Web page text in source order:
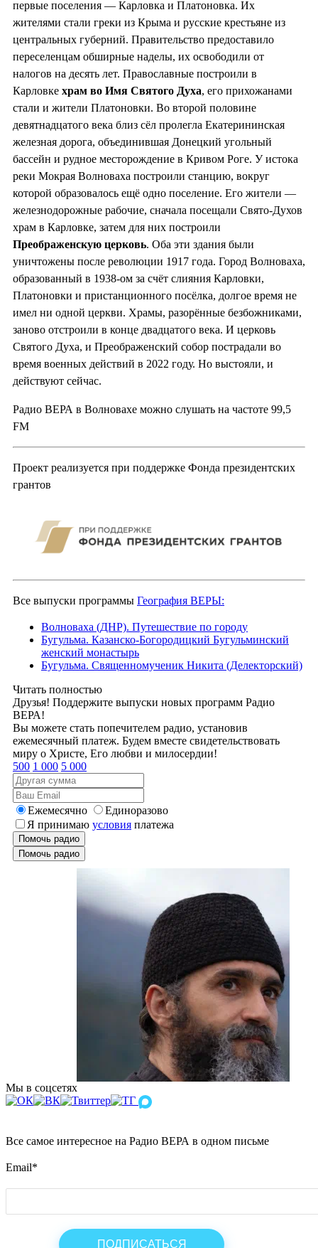
первые поселения — Карловка и Платоновка. Их
жителями стали греки из Крыма и русские крестьяне из
центральных губерний. Правительство предоставило
переселенцам обширные наделы, их освободили от
налогов на десять лет. Православные построили в
Карловке храм во Имя Святого Духа, его прихожанами
стали и жители Платоновки. Во второй половине
девятнадцатого века близ сёл пролегла Екатерининская
железная дорога, объединившая Донецкий угольный
бассейн и рудное месторождение в Кривом Роге. У истока
реки Мокрая Волноваха построили станцию, вокруг
которой образовалось ещё одно поселение. Его жители —
железнодорожные рабочие, сначала посещали Свято-Духов
храм в Карловке, затем для них построили
Преображенскую церковь. Оба эти здания были
уничтожены после революции 1917 года. Город Волноваха,
образованный в 1938-ом за счёт слияния Карловки,
Платоновки и пристанционного посёлка, долгое время не
имел ни одной церкви. Храмы, разорённые безбожниками,
заново отстроили в конце двадцатого века. И церковь
Святого Духа, и Преображенский собор пострадали во
время военных действий в 2022 году. Но выстояли, и
действуют сейчас.
Радио ВЕРА в Волновахе можно слушать на частоте 99,5
FM
Проект реализуется при поддержке Фонда президентских
грантов
Все выпуски программы География ВЕРЫ:
Волноваха (ДНР). Путешествие по городу
Бугульма. Казанско-Богородицкий Бугульминский
женский монастырь
Бугульма. Священномученик Никита (Делекторский)
Читать полностью
Друзья! Поддержите выпуски новых программ Радио
ВЕРА!
Вы можете стать попечителем радио, установив
ежемесячный платеж. Будем вместе свидетельствовать
миру о Христе, Его любви и милосердии!
500 1 000 5 000
Ежемесячно
Единоразово
Я принимаю условия платежа
Помочь радио
Помочь радио
Мы в соцсетях
Все самое интересное на Радио ВЕРА в одном письме
Email*